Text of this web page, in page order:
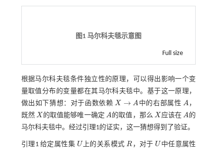
图1 马尔科夫毯示意图
Full size
根据马尔科夫毯条件独立性的原理，可以得出影响一个变
量取值分布的变量都在其马尔科夫毯中。基于这一原理，
做出如下猜想：对于函数依赖 X → A
X→A 中的右部属性 A
A ，
既然 X
X 的取值能够唯一确定 A
A 的取值，那么 X
X 应该在 A
A 的
马尔科夫毯中。经过引理1的证实，这一猜想得到了验证。
引理1给定属性集 U
U 上的关系模式 R
R ，对于 U
U 中任意属性